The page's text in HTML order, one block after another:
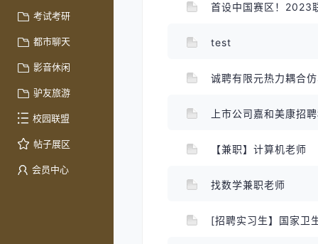
考试考研
都市聊天
影音休闲
驴友旅游
校园联盟
帖子展区
会员中心
首设中国赛区！2023
test
诚聘有限元热力耦合
上市公司嘉和美康招
【兼职】计算机老师
找数学兼职老师
[招聘实习生】国家卫